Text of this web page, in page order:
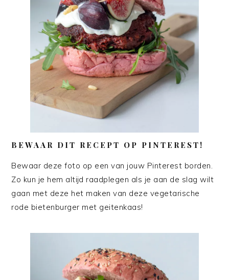
BEWAAR DIT RECEPT OP PINTEREST!
Bewaar deze foto op een van jouw Pinterest borden.
Zo kun je hem altijd raadplegen als je aan de slag wilt
gaan met deze het maken van deze vegetarische
rode bietenburger met geitenkaas!